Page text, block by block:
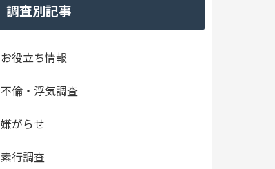
調査別記事
お役立ち情報
不倫・浮気調査
嫌がらせ
素行調査